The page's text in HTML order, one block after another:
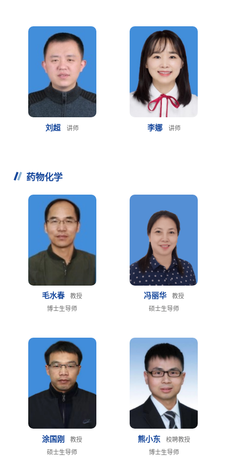
刘超 讲师 李娜 讲师
药物化学
毛水春
教授
博士生导师
冯丽华
教授
硕士生导师
涂国刚
教授
硕士生导师
熊小东
校聘教授
博士生导师